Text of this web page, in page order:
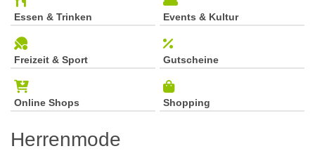
Essen & Trinken Events & Kultur
Freizeit & Sport Gutscheine
Online Shops Shopping
Herrenmode